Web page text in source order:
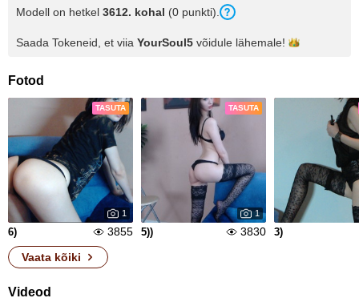
Modell on hetkel 3612. kohal (0 punkti).
Saada Tokeneid, et viia YourSoul5 võidule lähemale!
Fotod
TASUTA
1
6) 3855
TASUTA
1
5)) 3830 3)
Vaata kõiki
Videod